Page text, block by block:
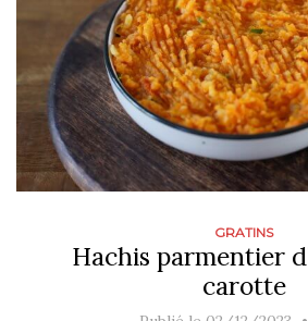
GRATINS
Hachis parmentier
carotte